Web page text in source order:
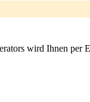
wird Ihnen per